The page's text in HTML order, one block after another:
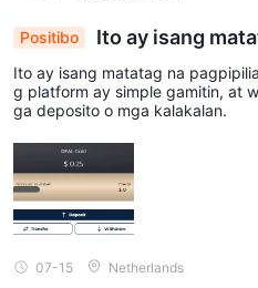
Positibo
Ito ay isang
sa
Ito ay isang matatag na
g platform ay simple gamitin, at
ga deposito o mga kalakalan.
07-15 Netherlands